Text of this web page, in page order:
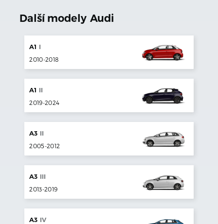
Další modely Audi
A1 I
2010-2018
A1 II
2019-2024
A3 II
2005-2012
A3 III
2013-2019
A3 IV